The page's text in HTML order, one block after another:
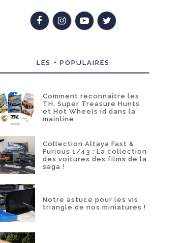
LES + POPULAIRES
Comment reconnaître les
TH, Super Treasure Hunts
et Hot Wheels id dans la
mainline
Collection Altaya Fast &
Furious 1/43 : La collection
des voitures des films de la
saga !
Notre astuce pour les vis
triangle de nos miniatures !